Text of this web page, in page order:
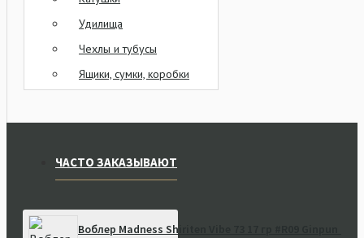
Удилища
Чехлы и тубусы
Ящики, сумки, коробки
ЧАСТО ЗАКАЗЫВАЮТ
Воблер Madness Shiriten Vibe 73 17 гр #R09 Ginpun